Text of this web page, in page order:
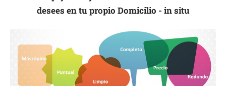
desees en tu propio Domicilio - in situ